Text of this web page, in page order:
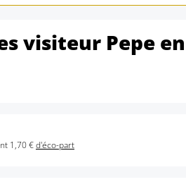
visiteur Pepe
1,70 €d'éco-part